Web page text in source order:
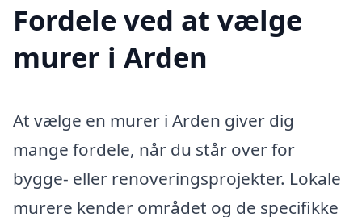
Fordele ved at vælge
murer i Arden
At vælge en murer i Arden giver dig
mange fordele, når du står over for
bygge- eller renoveringsprojekter. Lokale
murere kender området og de specifikke